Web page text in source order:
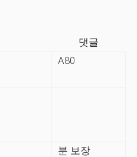
댓글
A80
분 보장